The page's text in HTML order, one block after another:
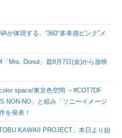
が体現する、“360°多幸感ピンク”メ
「Mrs. Donut」篇8月7日(金)から放映
space/東京色空間 ～#COT7DF
NON-NO」と組み「ソニーイメージ
を発表！
KAWAII PROJECT」本日より始